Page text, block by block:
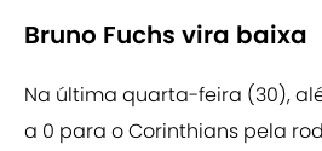
Bruno Fuchs vira baixa
Na última quarta-feira (30),
a 0 para o Corinthians pela